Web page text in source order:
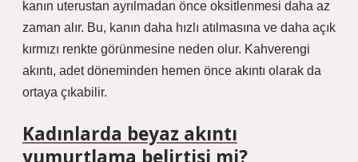
kanın uterustan ayrılmadan önce oksitlenmesi daha az
zaman alır. Bu, kanın daha hızlı atılmasına ve daha açık
kırmızı renkte görünmesine neden olur. Kahverengi
akıntı, adet döneminden hemen önce akıntı olarak da
ortaya çıkabilir.
Kadınlarda beyaz akıntı
yumurtlama belirtisi mi?